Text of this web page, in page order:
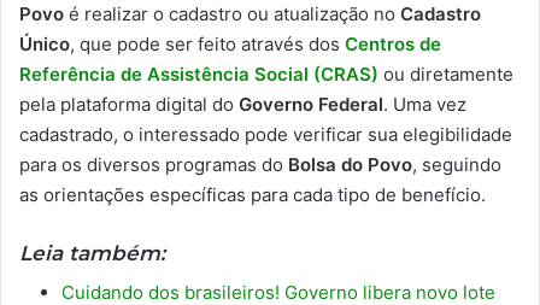
Povo é realizar o cadastro ou atualização no Cadastro
Único, que pode ser feito através dos Centros de
Referência de Assistência Social (CRAS) ou diretamente
pela plataforma digital do Governo Federal. Uma vez
cadastrado, o interessado pode verificar sua elegibilidade
para os diversos programas do Bolsa do Povo, seguindo
as orientações específicas para cada tipo de benefício.
Leia também:
Cuidando dos brasileiros! Governo libera novo lote